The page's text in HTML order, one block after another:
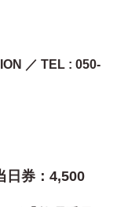
／ TEL : 050-
日券：4,500